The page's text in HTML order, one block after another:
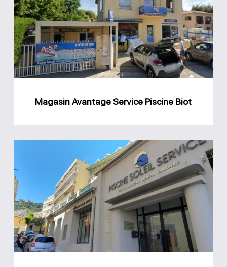
Service
Piscine
Biot
Magasin Avantage Service Piscine Biot
Magasin
Piscine
Soleil
Service
Villefranche-
sur-